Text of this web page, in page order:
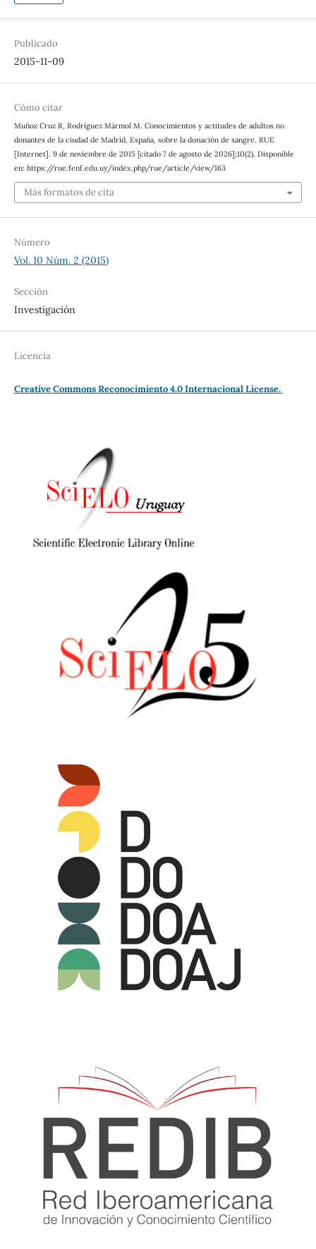
Publicado
2015-11-09
Cómo citar
Muñoz Cruz R, Rodríguez Mármol M. Conocimientos y actitudes de adultos no
donantes de la ciudad de Madrid, España, sobre la donación de sangre. RUE
[Internet]. 9 de noviembre de 2015 [citado 7 de agosto de 2026];10(2). Disponible
en: https://rue.fenf.edu.uy/index.php/rue/article/view/163
Más formatos de cita
Número
Vol. 10 Núm. 2 (2015)
Sección
Investigación
Licencia
Creative Commons Reconocimiento 4.0 Internacional License.